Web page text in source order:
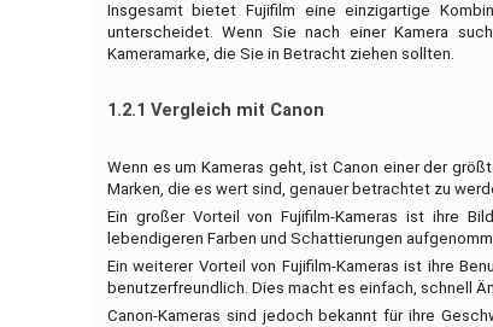
Insgesamt bietet Fujifilm eine einzigartige
unterscheidet. Wenn Sie nach einer Kamera
Kameramarke, die Sie in Betracht ziehen sollten.
1.2.1 Vergleich mit Canon
Wenn es um Kameras geht, ist Canon einer der
Marken, die es wert sind, genauer betrachtet zu
Ein großer Vorteil von Fujifilm-Kameras ist ihre
lebendigeren Farben und Schattierungen
Ein weiterer Vorteil von Fujifilm-Kameras ist ihre
benutzerfreundlich. Dies macht es einfach, schnell
Canon-Kameras sind jedoch bekannt für ihre